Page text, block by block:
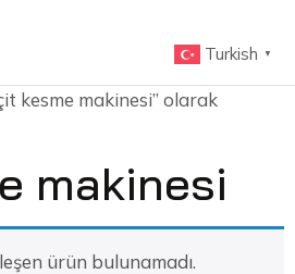
Turkish ▼
kesme makinesi” olarak
makinesi
ürün bulunamadı.